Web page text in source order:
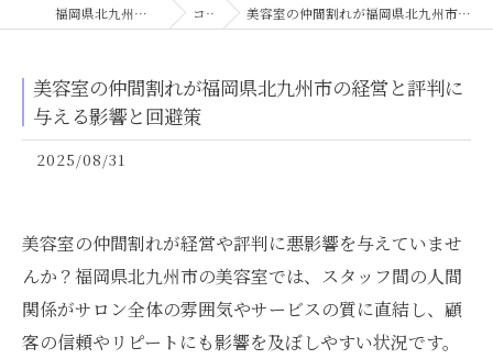
福岡県北九州の美容室ならCODY コラム 美容室の仲間割れが福岡県北九州市の経営と評判に与える影響と回避策
美容室の仲間割れが福岡県北九州市の経営と評判に
与える影響と回避策
2025/08/31
美容室の仲間割れが経営や評判に悪影響を与えていませ
んか？福岡県北九州市の美容室では、スタッフ間の人間
関係がサロン全体の雰囲気やサービスの質に直結し、顧
客の信頼やリピートにも影響を及ぼしやすい状況です。